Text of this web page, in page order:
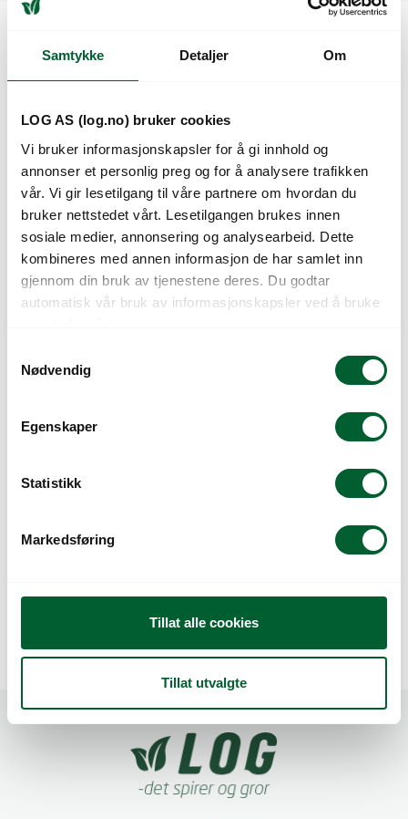
Samtykke Detaljer Om
LOG AS (log.no) bruker cookies
Vi bruker informasjonskapsler for å gi innhold og
annonser et personlig preg og for å analysere trafikken
vår. Vi gir lesetilgang til våre partnere om hvordan du
bruker nettstedet vårt. Lesetilgangen brukes innen
sosiale medier, annonsering og analysearbeid. Dette
kombineres med annen informasjon de har samlet inn
gjennom din bruk av tjenestene deres. Du godtar
automatisk vår bruk av informasjonskapsler ved å bruke
Nødvendig
Egenskaper
Statistikk
Markedsføring
Tillat alle cookies
Tillat utvalgte
Kunder så også på
ANTIRRHINUM
TWINNY FORMULA
ANTIRRHINUM
TWINNY PEACH